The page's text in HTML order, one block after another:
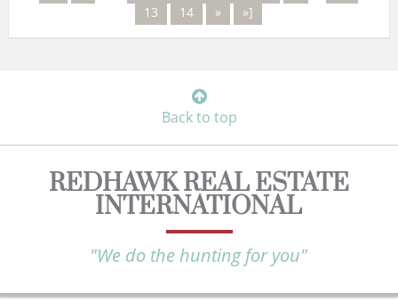
13
14 » »]
Back to top
REDHAWK REAL ESTATE
INTERNATIONAL
"We do the hunting for you"